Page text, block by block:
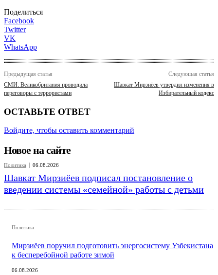
Поделиться
Facebook
Twitter
VK
WhatsApp
Предыдущая статья
СМИ: Великобритания проводила
переговоры с террористами
Следующая статья
Шавкат Мирзиёев утвердил изменения в
Избирательный кодекс
ОСТАВЬТЕ ОТВЕТ
Войдите, чтобы оставить комментарий
Новое на сайте
Политика 06.08.2026
Шавкат Мирзиёев подписал постановление о
введении системы «семейной» работы с детьми
Политика
Мирзиёев поручил подготовить энергосистему Узбекистана
к бесперебойной работе зимой
06.08.2026